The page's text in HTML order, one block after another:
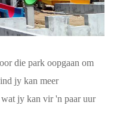
die park oopgaan om
jy kan meer
jy kan vir 'n paar uur